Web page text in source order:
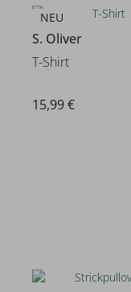
NEU
S. Oliver
T-Shirt
15,99 €